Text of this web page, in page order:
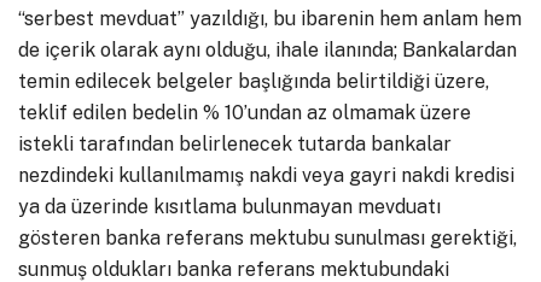
“serbest mevduat” yazıldığı, bu ibarenin hem anlam hem
de içerik olarak aynı olduğu, ihale ilanında; Bankalardan
temin edilecek belgeler başlığında belirtildiği üzere,
teklif edilen bedelin % 10’undan az olmamak üzere
istekli tarafından belirlenecek tutarda bankalar
nezdindeki kullanılmamış nakdi veya gayri nakdi kredisi
ya da üzerinde kısıtlama bulunmayan mevduatı
gösteren banka referans mektubu sunulması gerektiği,
sunmuş oldukları banka referans mektubundaki